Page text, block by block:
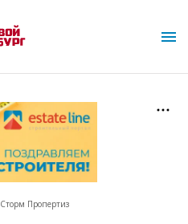
Сторм Пропертиз